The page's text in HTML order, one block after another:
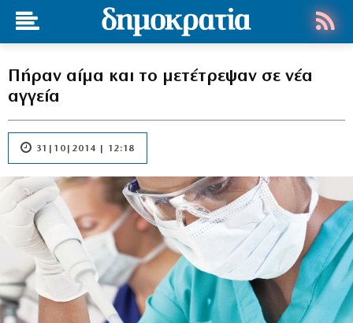
Πήραν αίμα και το μετέτρεψαν σε νέα
αγγεία
31|10|2014 | 12:18